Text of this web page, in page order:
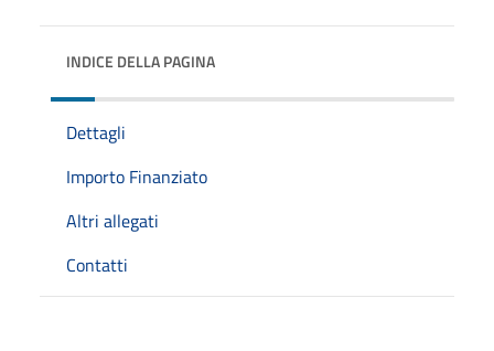
INDICE DELLA PAGINA
Dettagli
Importo Finanziato
Altri allegati
Contatti